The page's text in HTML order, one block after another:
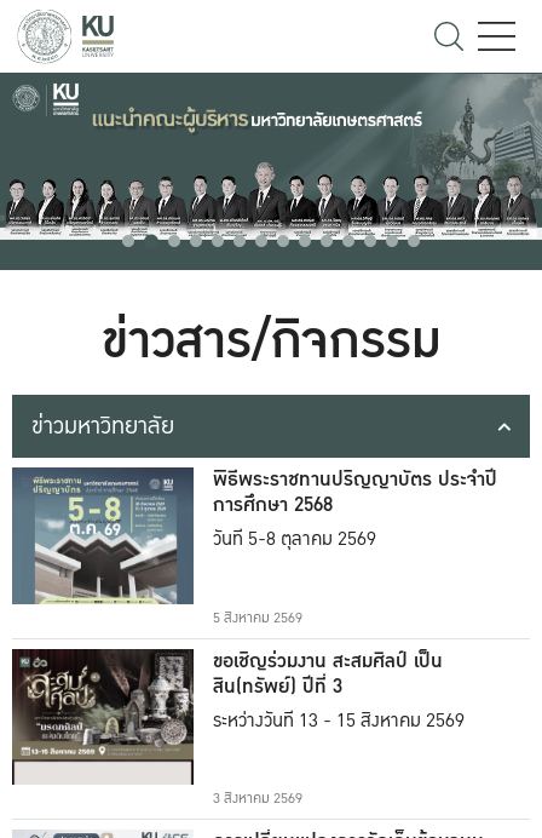
ข่าวสาร/กิจกรรม
ข่าวมหาวิทยาลัย
พิธีพระราชทานปริญญาบัตร ประจำปี
การศึกษา 2568
วันที่ 5-8 ตุลาคม 2569
5 สิงหาคม 2569
ขอเชิญร่วมงาน สะสมศิลป์ เป็น
สิน(ทรัพย์) ปีที่ 3
ระหว่างวันที่ 13 - 15 สิงหาคม 2569
3 สิงหาคม 2569